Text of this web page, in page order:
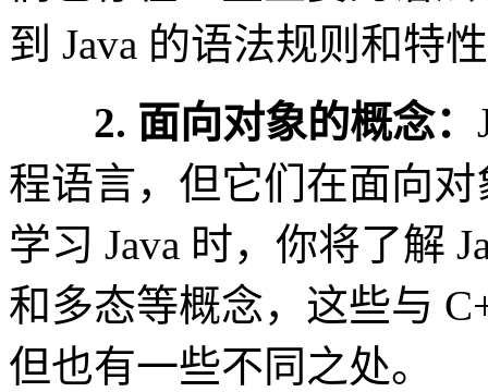
到 Java 的语法规则和特
2. 面向对象的概念：
程语言，但它们在面向
学习 Java 时，你将了解
和多态等概念，这些与
但也有一些不同之处。